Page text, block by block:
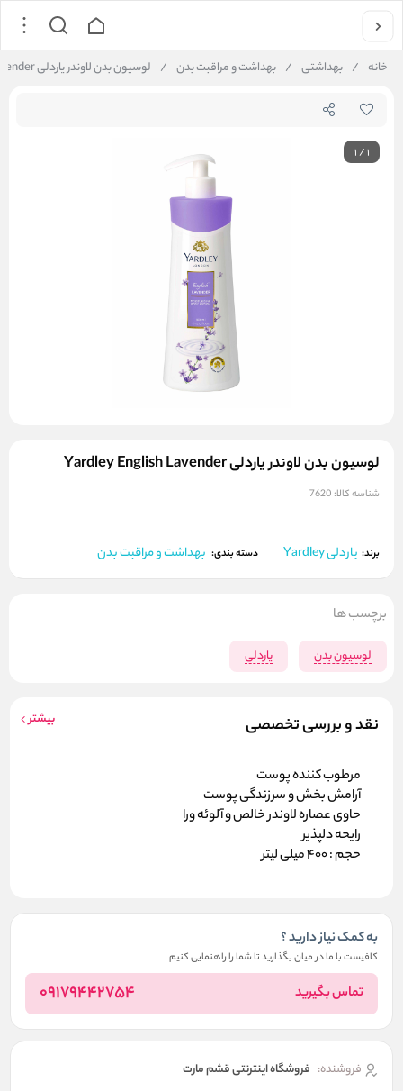
خانه / بهداشتی / بهداشت و مراقبت بدن / لوسیون بدن لاوندر یاردلی Yardley English Lavender
1/1
لوسیون بدن لاوندر یاردلی Yardley English Lavender
شناسه کالا: 7620
برند: یاردلی Yardley دسته بندی: بهداشت و مراقبت بدن
نقد و بررسی تخصصی بیشتر
مرطوب کننده پوست
آرامش بخش و سرزندگی پوست
حاوی عصاره لاوندر خالص و آلوئه ورا
رایحه دلپذیر
حجم : 400 میلی لیتر
به کمک نیاز دارید ؟
کافیست با ما در میان بگذارید تا شما را راهنمایی کنیم
تماس بگیرید 09179442754
فروشنده: فروشگاه اینترنتی قشم مارت
برچسب ها
لوسیون بدن یاردلی